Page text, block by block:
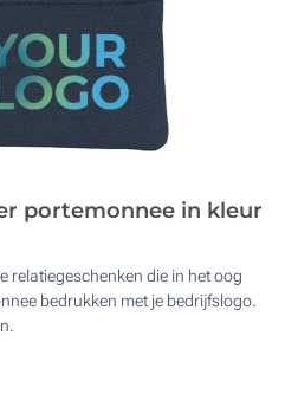
portemonnee in kleur
relatiegeschenken die in het oog
bedrukken met je bedrijfslogo.